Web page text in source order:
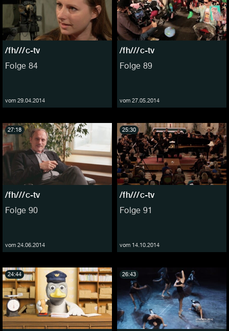
/fh///c-tv
Folge 84
vom 29.04.2014
/fh///c-tv
Folge 89
vom 27.05.2014
/fh///c-tv
Folge 90
vom 24.06.2014
27:18
/fh///c-tv
Folge 91
vom 14.10.2014
25:30
24:44 26:43